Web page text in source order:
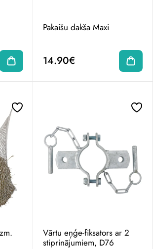
Pakaišu dakša Maxi
14.90€
Vārtu eņģe-fiksators ar 2
stiprinājumiem, D76